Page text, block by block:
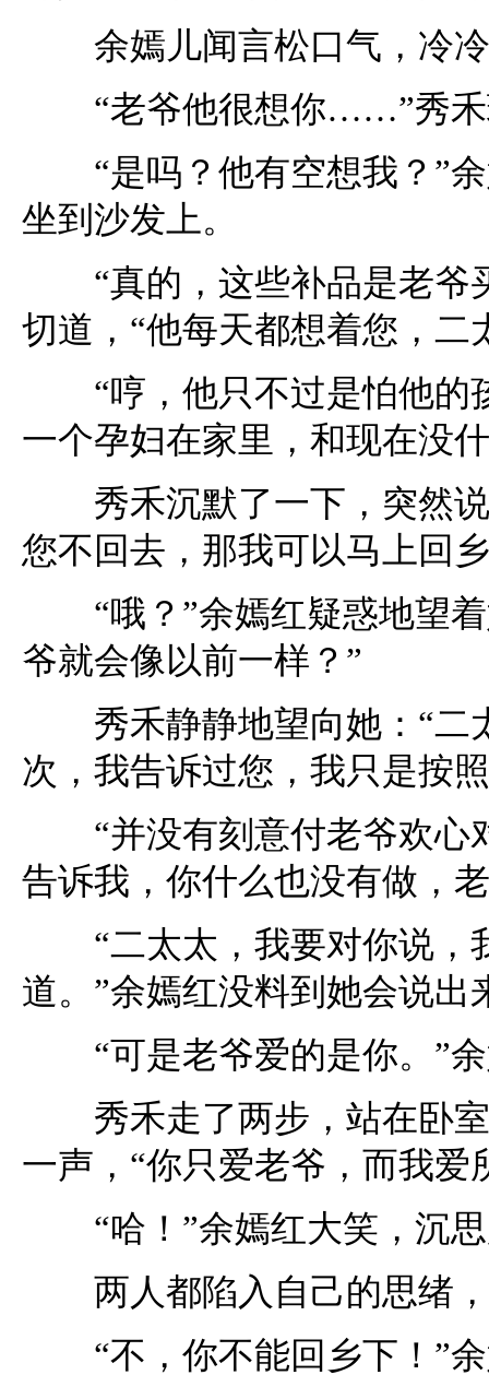
余嫣儿闻言松口气，冷冷
“老爷他很想你……”秀禾
“是吗？他有空想我？”余
坐到沙发上。
“真的，这些补品是老爷
切道，“他每天都想着您，二
“哼，他只不过是怕他的
一个孕妇在家里，和现在没
秀禾沉默了一下，突然说
您不回去，那我可以马上回
“哦？”余嫣红疑惑地望着
爷就会像以前一样？”
秀禾静静地望向她：“二
次，我告诉过您，我只是按
“并没有刻意付老爷欢心
告诉我，你什么也没有做，
“二太太，我要对你说，
道。”余嫣红没料到她会说出
“可是老爷爱的是你。”余
秀禾走了两步，站在卧室
一声，“你只爱老爷，而我爱
“哈！”余嫣红大笑，沉思
两人都陷入自己的思绪，
“不，你不能回乡下！”余